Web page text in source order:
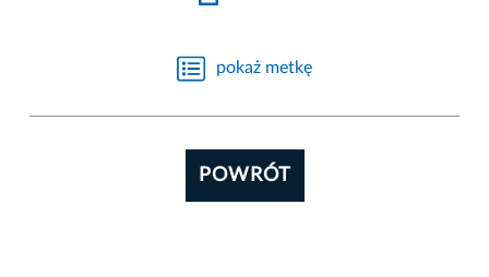
pokaż metkę
POWRÓT